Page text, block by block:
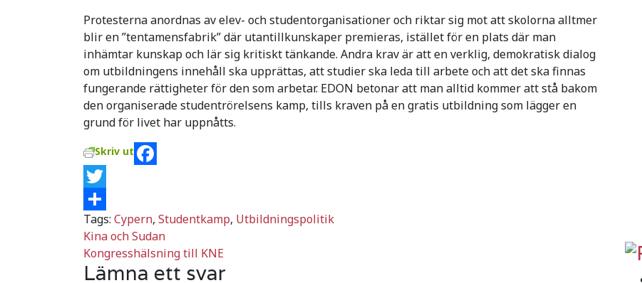
Protesterna anordnas av elev- och studentorganisationer och riktar sig mot att skolorna alltmer
blir en ”tentamensfabrik” där utantillkunskaper premieras, istället för en plats där man
inhämtar kunskap och lär sig kritiskt tänkande. Andra krav är att en verklig, demokratisk dialog
om utbildningens innehåll ska upprättas, att studier ska leda till arbete och att det ska finnas
fungerande rättigheter för den som arbetar. EDON betonar att man alltid kommer att stå bakom
den organiserade studentrörelsens kamp, tills kraven på en gratis utbildning som lägger en
grund för livet har uppnåtts.
Skriv ut
Facebook
Twitter
Dela
Tags: Cypern, Studentkamp, Utbildningspolitik
Inläggsnavigering
Kina och Sudan
Kongresshälsning till KNE
Lämna ett svar